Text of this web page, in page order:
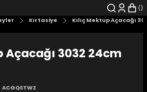
Kırtasiye Kılıç Mektup Açacağı
Açacağı 3032 24cm
ACGQSTWZ